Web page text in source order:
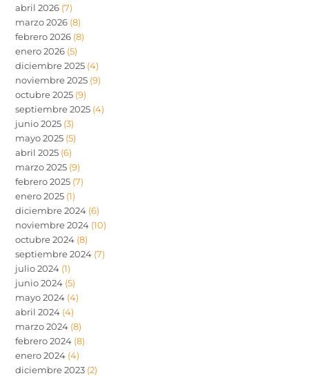
abril 2026 (7)
marzo 2026 (8)
febrero 2026 (8)
enero 2026 (5)
diciembre 2025 (4)
noviembre 2025 (9)
octubre 2025 (9)
septiembre 2025 (4)
junio 2025 (3)
mayo 2025 (5)
abril 2025 (6)
marzo 2025 (9)
febrero 2025 (7)
enero 2025 (1)
diciembre 2024 (6)
noviembre 2024 (10)
octubre 2024 (8)
septiembre 2024 (7)
julio 2024 (1)
junio 2024 (5)
mayo 2024 (4)
abril 2024 (4)
marzo 2024 (8)
febrero 2024 (8)
enero 2024 (4)
diciembre 2023 (2)